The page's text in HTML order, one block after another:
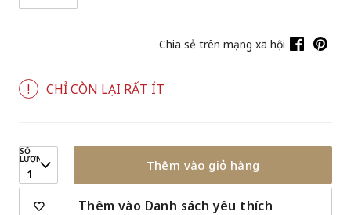
Chia sẻ trên mạng xã hội
CHỈ CÒN LẠI RẤT ÍT
SỐ
LƯỢNG
1
Thêm vào giỏ hàng
Thêm vào Danh sách yêu thích